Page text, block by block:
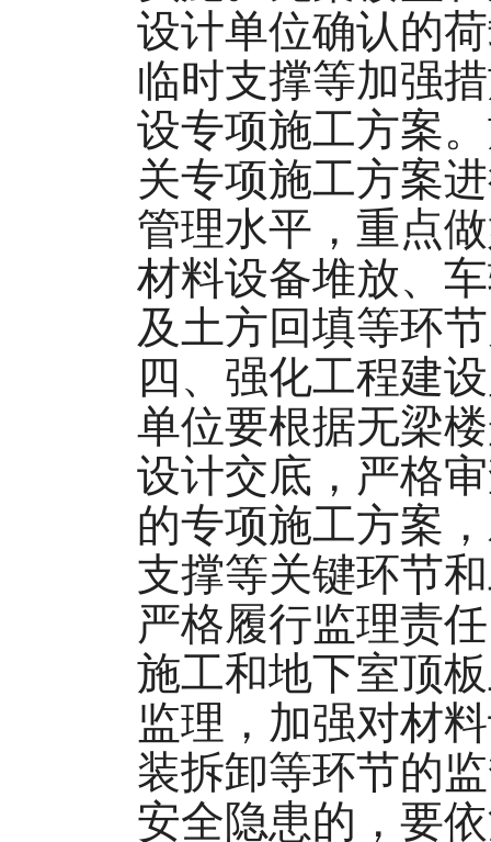
设计单位确认的
临时支撑等加强
设专项施工方案
关专项施工方案
管理水平，重点
材料设备堆放、
及土方回填等环
四、强化工程建
单位要根据无梁
设计交底，严格
的专项施工方案
支撑等关键环节
严格履行监理责
施工和地下室顶
监理，加强对材
装拆卸等环节的
安全隐患的，要